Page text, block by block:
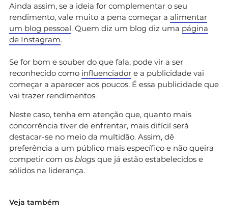
Ainda assim, se a ideia for complementar o seu
rendimento, vale muito a pena começar a alimentar
um blog pessoal. Quem diz um blog diz uma página
de Instagram.
Se for bom e souber do que fala, pode vir a ser
reconhecido como influenciador e a publicidade vai
começar a aparecer aos poucos. É essa publicidade que
vai trazer rendimentos.
Neste caso, tenha em atenção que, quanto mais
concorrência tiver de enfrentar, mais difícil será
destacar-se no meio da multidão. Assim, dê
preferência a um público mais específico e não queira
competir com os blogs que já estão estabelecidos e
sólidos na liderança.
Veja também